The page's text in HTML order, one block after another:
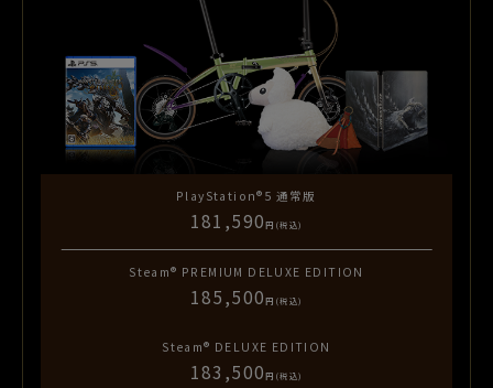
PlayStation®5 通常版
181,590円(税込)
Steam® PREMIUM DELUXE EDITION
185,500円(税込)
Steam® DELUXE EDITION
183,500円(税込)